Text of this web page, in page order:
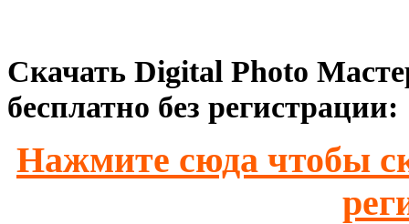
Скачать Digital Photo
бесплатно без регистрации:
Нажмите сюда чтобы